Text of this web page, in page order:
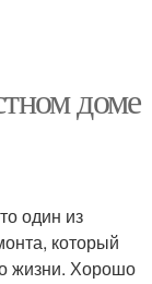
доме
один из
который
жизни. Хорошо